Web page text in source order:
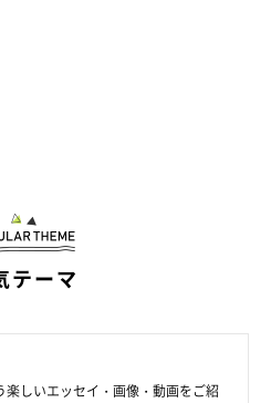
テーマ
しいエッセイ・画像・動画をご紹